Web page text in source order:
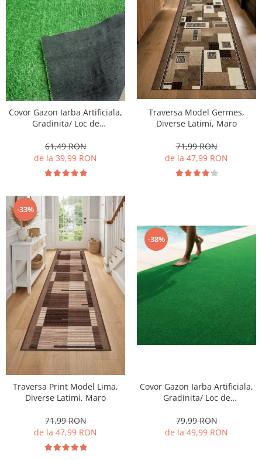
Covor Gazon Iarba Artificiala,
Gradinita/ Loc de
fir 7mm, Verde
61,49 RON
de la 39,99 RON
Traversa Model Germes,
Diverse Latimi, Maro
71,99 RON
de la 47,99 RON
-33%
Traversa Print Model Lima,
Diverse Latimi, Maro
71,99 RON
de la 47,99 RON
-38%
Covor Gazon Iarba Artificiala,
Gradinita/ Loc de
Linda Inaltime fir 10 mm,
Verde
79,99 RON
de la 49,99 RON